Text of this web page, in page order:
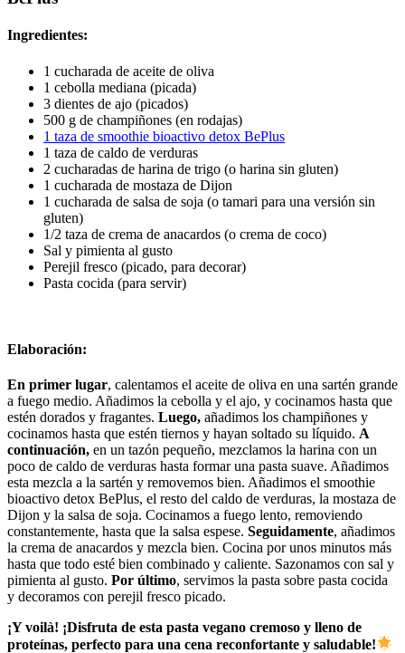
Ingredientes:
1 cucharada de aceite de oliva
1 cebolla mediana (picada)
3 dientes de ajo (picados)
500 g de champiñones (en rodajas)
1 taza de smoothie bioactivo detox BePlus
1 taza de caldo de verduras
2 cucharadas de harina de trigo (o harina sin gluten)
1 cucharada de mostaza de Dijon
1 cucharada de salsa de soja (o tamari para una versión sin
gluten)
1/2 taza de crema de anacardos (o crema de coco)
Sal y pimienta al gusto
Perejil fresco (picado, para decorar)
Pasta cocida (para servir)
Elaboración:
En primer lugar, calentamos el aceite de oliva en una sartén grande
a fuego medio. Añadimos la cebolla y el ajo, y cocinamos hasta que
estén dorados y fragantes. Luego, añadimos los champiñones y
cocinamos hasta que estén tiernos y hayan soltado su líquido. A
continuación, en un tazón pequeño, mezclamos la harina con un
poco de caldo de verduras hasta formar una pasta suave. Añadimos
esta mezcla a la sartén y removemos bien. Añadimos el smoothie
bioactivo detox BePlus, el resto del caldo de verduras, la mostaza de
Dijon y la salsa de soja. Cocinamos a fuego lento, removiendo
constantemente, hasta que la salsa espese. Seguidamente, añadimos
la crema de anacardos y mezcla bien. Cocina por unos minutos más
hasta que todo esté bien combinado y caliente. Sazonamos con sal y
pimienta al gusto. Por último, servimos la pasta sobre pasta cocida
y decoramos con perejil fresco picado.
¡Y voilà! ¡Disfruta de esta pasta vegano cremoso y lleno de
proteínas, perfecto para una cena reconfortante y saludable!